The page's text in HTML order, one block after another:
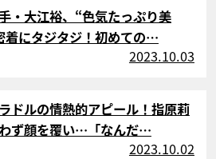
・大江裕、“色気たっぷり美
着にタジタジ！初めての…
2023.10.03
ドルの情熱的アピール！指原莉
ず顔を覆い…「なんだ…
2023.10.02